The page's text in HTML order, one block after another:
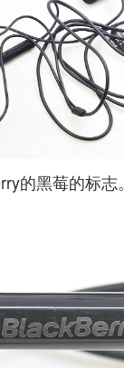
的黑莓的标志。